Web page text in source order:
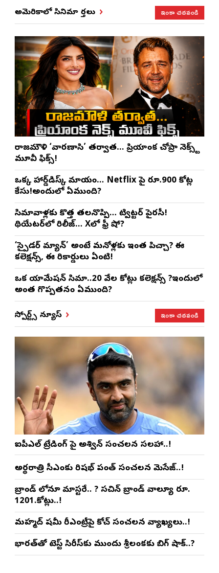
అమెరికాలో సినిమా వార్తలు ఇంకా చదవండి
రాజమౌళి ‘వారణాసి’ తర్వాత… ప్రియాంక చోప్రా నెక్స్ట్
మూవీ ఫిక్స్!
ఒక్క హార్డ్‌డిస్క్ మాయం… Netflix పై రూ.900 కోట్ల
కేసు!అందులో ఏముంది?
సినిమావాళ్లకు కొత్త తలనొప్పి… ట్విట్టర్ పైరసీ!
థియేటర్‌లో రిలీజ్… Xలో ఫ్రీ షో?
‘స్పైడర్ మ్యాన్’ అంటే మనోళ్లకు ఇంత పిచ్చా? ఈ
కలెక్షన్స్, ఈ రికార్డులు ఏంటి!
ఒక యానిమేషన్ సినిమా..20 వేల కోట్లు కలెక్షన్స్ ?ఇందులో
అంత గొప్పతనం ఏముంది?
స్పోర్ట్స్ న్యూస్ ఇంకా చదవండి
ఐపీఎల్ ట్రేడింగ్ పై అశ్విన్ సంచలన సలహా..!
అర్థరాత్రి సీఎంకు రిషభ్ పంత్ సంచలన మెసేజ్..!
బ్రాండ్ లోనూ మాస్టరే.. ? సచిన్ బ్రాండ్ వాల్యూ రూ.
1201.కోట్లు..!
మహ్మద్ షమీ రీఎంట్రీపై కోచ్ సంచలన వ్యాఖ్యలు..!
భారత్‌తో టెస్ట్ సిరీస్‌కు ముందు శ్రీలంకకు బిగ్ షాక్..?